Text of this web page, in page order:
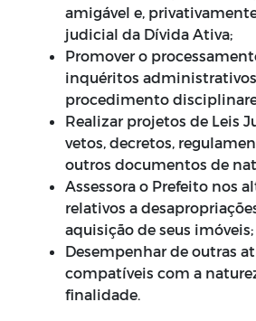
amigável e,
judicial da Dívida Ativa;
Promover o
inquéritos
procedimento
Realizar projetos de Leis
vetos, decretos,
outros documentos de
Assessora o Prefeito nos
relativos a
aquisição de seus imóveis;
Desempenhar de outras
compatíveis com a
finalidade.